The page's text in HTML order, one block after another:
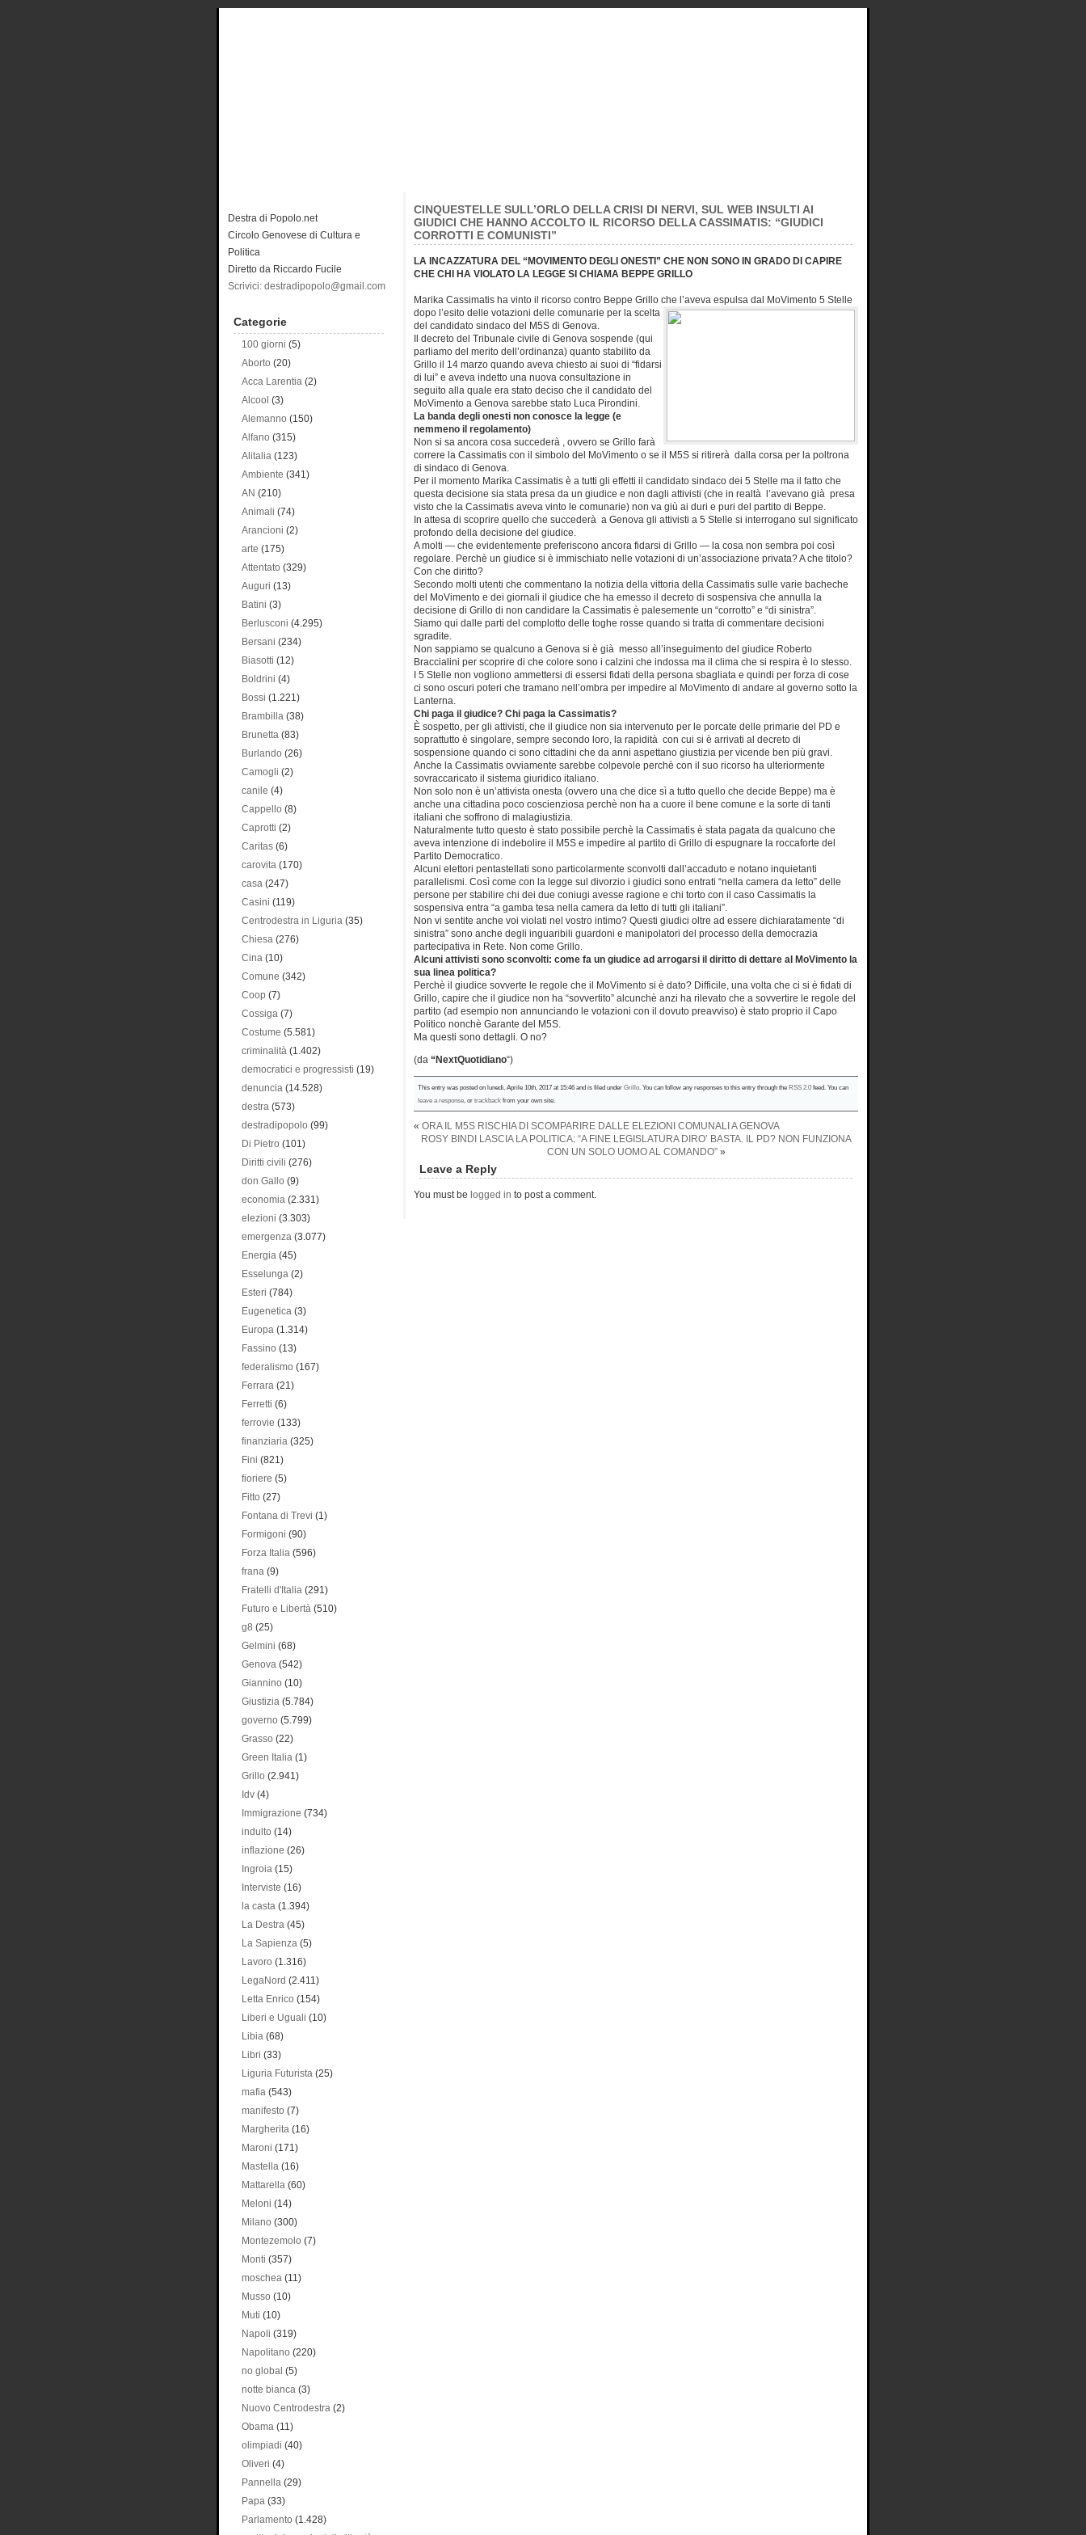
CINQUESTELLE SULL’ORLO DELLA CRISI DI NERVI, SUL WEB INSULTI AI
GIUDICI CHE HANNO ACCOLTO IL RICORSO DELLA CASSIMATIS: “GIUDICI
CORROTTI E COMUNISTI”
LA INCAZZATURA DEL “MOVIMENTO DEGLI ONESTI” CHE NON SONO IN GRADO DI CAPIRE
CHE CHI HA VIOLATO LA LEGGE SI CHIAMA BEPPE GRILLO
Marika Cassimatis ha vinto il ricorso contro Beppe Grillo che l’aveva espulsa dal MoVimento 5 Stelle
dopo l’esito delle votazioni delle comunarie per la scelta
del candidato sindaco del M5S di Genova.
Il decreto del Tribunale civile di Genova sospende (qui
parliamo del merito dell’ordinanza) quanto stabilito da
Grillo il 14 marzo quando aveva chiesto ai suoi di “fidarsi
di lui” e aveva indetto una nuova consultazione in
seguito alla quale era stato deciso che il candidato del
MoVimento a Genova sarebbe stato Luca Pirondini.
La banda degli onesti non conosce la legge (e
nemmeno il regolamento)
Non si sa ancora cosa succederà , ovvero se Grillo farà
correre la Cassimatis con il simbolo del MoVimento o se il M5S si ritirerà dalla corsa per la poltrona
di sindaco di Genova.
Per il momento Marika Cassimatis è a tutti gli effetti il candidato sindaco dei 5 Stelle ma il fatto che
questa decisione sia stata presa da un giudice e non dagli attivisti (che in realtà l’avevano già presa
visto che la Cassimatis aveva vinto le comunarie) non va giù ai duri e puri del partito di Beppe.
In attesa di scoprire quello che succederà a Genova gli attivisti a 5 Stelle si interrogano sul significato
profondo della decisione del giudice.
A molti — che evidentemente preferiscono ancora fidarsi di Grillo — la cosa non sembra poi così
regolare. Perchè un giudice si è immischiato nelle votazioni di un’associazione privata? A che titolo?
Con che diritto?
Secondo molti utenti che commentano la notizia della vittoria della Cassimatis sulle varie bacheche
del MoVimento e dei giornali il giudice che ha emesso il decreto di sospensiva che annulla la
decisione di Grillo di non candidare la Cassimatis è palesemente un “corrotto” e “di sinistra”.
Siamo qui dalle parti del complotto delle toghe rosse quando si tratta di commentare decisioni
sgradite.
Non sappiamo se qualcuno a Genova si è già messo all’inseguimento del giudice Roberto
Braccialini per scoprire di che colore sono i calzini che indossa ma il clima che si respira è lo stesso.
I 5 Stelle non vogliono ammettersi di essersi fidati della persona sbagliata e quindi per forza di cose
ci sono oscuri poteri che tramano nell’ombra per impedire al MoVimento di andare al governo sotto la
Lanterna.
Chi paga il giudice? Chi paga la Cassimatis?
È sospetto, per gli attivisti, che il giudice non sia intervenuto per le porcate delle primarie del PD e
soprattutto è singolare, sempre secondo loro, la rapidità con cui si è arrivati al decreto di
sospensione quando ci sono cittadini che da anni aspettano giustizia per vicende ben più gravi.
Anche la Cassimatis ovviamente sarebbe colpevole perchè con il suo ricorso ha ulteriormente
sovraccaricato il sistema giuridico italiano.
Non solo non è un’attivista onesta (ovvero una che dice sì a tutto quello che decide Beppe) ma è
anche una cittadina poco coscienziosa perchè non ha a cuore il bene comune e la sorte di tanti
italiani che soffrono di malagiustizia.
Naturalmente tutto questo è stato possibile perchè la Cassimatis è stata pagata da qualcuno che
aveva intenzione di indebolire il M5S e impedire al partito di Grillo di espugnare la roccaforte del
Partito Democratico.
Alcuni elettori pentastellati sono particolarmente sconvolti dall’accaduto e notano inquietanti
parallelismi. Così come con la legge sul divorzio i giudici sono entrati “nella camera da letto” delle
persone per stabilire chi dei due coniugi avesse ragione e chi torto con il caso Cassimatis la
sospensiva entra “a gamba tesa nella camera da letto di tutti gli italiani”.
Non vi sentite anche voi violati nel vostro intimo? Questi giudici oltre ad essere dichiaratamente “di
sinistra” sono anche degli inguaribili guardoni e manipolatori del processo della democrazia
partecipativa in Rete. Non come Grillo.
Alcuni attivisti sono sconvolti: come fa un giudice ad arrogarsi il diritto di dettare al MoVimento la
sua linea politica?
Perchè il giudice sovverte le regole che il MoVimento si è dato? Difficile, una volta che ci si è fidati di
Grillo, capire che il giudice non ha “sovvertito” alcunchè anzi ha rilevato che a sovvertire le regole del
partito (ad esempio non annunciando le votazioni con il dovuto preavviso) è stato proprio il Capo
Politico nonchè Garante del M5S.
Ma questi sono dettagli. O no?
(da “NextQuotidiano“)
This entry was posted on lunedì, Aprile 10th, 2017 at 15:46 and is filed under Grillo . You can follow any responses to this entry through the RSS 2.0 feed. You can
leave a response , or trackback from your own site.
« ORA IL M5S RISCHIA DI SCOMPARIRE DALLE ELEZIONI COMUNALI A GENOVA
ROSY BINDI LASCIA LA POLITICA: “A FINE LEGISLATURA DIRO’ BASTA. IL PD? NON FUNZIONA
CON UN SOLO UOMO AL COMANDO”»
Leave a Reply
You must be logged in to post a comment.
Destra di Popolo.net
Circolo Genovese di Cultura e
Politica
Diretto da Riccardo Fucile
Scrivici: destradipopolo@gmail.com
Categorie
100 giorni (5)
Aborto (20)
Acca Larentia (2)
Alcool (3)
Alemanno (150)
Alfano (315)
Alitalia (123)
Ambiente (341)
AN (210)
Animali (74)
Arancioni (2)
arte (175)
Attentato (329)
Auguri (13)
Batini (3)
Berlusconi (4.295)
Bersani (234)
Biasotti (12)
Boldrini (4)
Bossi (1.221)
Brambilla (38)
Brunetta (83)
Burlando (26)
Camogli (2)
canile (4)
Cappello (8)
Caprotti (2)
Caritas (6)
carovita (170)
casa (247)
Casini (119)
Centrodestra in Liguria (35)
Chiesa (276)
Cina (10)
Comune (342)
Coop (7)
Cossiga (7)
Costume (5.581)
criminalità (1.402)
democratici e progressisti (19)
denuncia (14.528)
destra (573)
destradipopolo (99)
Di Pietro (101)
Diritti civili (276)
don Gallo (9)
economia (2.331)
elezioni (3.303)
emergenza (3.077)
Energia (45)
Esselunga (2)
Esteri (784)
Eugenetica (3)
Europa (1.314)
Fassino (13)
federalismo (167)
Ferrara (21)
Ferretti (6)
ferrovie (133)
finanziaria (325)
Fini (821)
fioriere (5)
Fitto (27)
Fontana di Trevi (1)
Formigoni (90)
Forza Italia (596)
frana (9)
Fratelli d'Italia (291)
Futuro e Libertà (510)
g8 (25)
Gelmini (68)
Genova (542)
Giannino (10)
Giustizia (5.784)
governo (5.799)
Grasso (22)
Green Italia (1)
Grillo (2.941)
Idv (4)
Immigrazione (734)
indulto (14)
inflazione (26)
Ingroia (15)
Interviste (16)
la casta (1.394)
La Destra (45)
La Sapienza (5)
Lavoro (1.316)
LegaNord (2.411)
Letta Enrico (154)
Liberi e Uguali (10)
Libia (68)
Libri (33)
Liguria Futurista (25)
mafia (543)
manifesto (7)
Margherita (16)
Maroni (171)
Mastella (16)
Mattarella (60)
Meloni (14)
Milano (300)
Montezemolo (7)
Monti (357)
moschea (11)
Musso (10)
Muti (10)
Napoli (319)
Napolitano (220)
no global (5)
notte bianca (3)
Nuovo Centrodestra (2)
Obama (11)
olimpiadi (40)
Oliveri (4)
Pannella (29)
Papa (33)
Parlamento (1.428)